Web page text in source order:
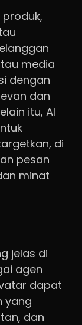
media
dengan
dan
itu, AI
di
pesan
minat
jelas di
agen
dapat
yang
dan